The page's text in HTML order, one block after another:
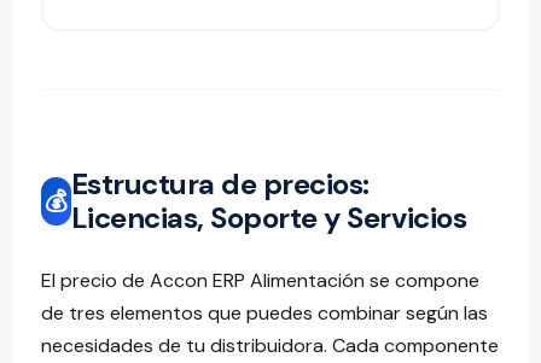
💰Estructura de precios:
Licencias, Soporte y Servicios
El precio de Accon ERP Alimentación se compone
de tres elementos que puedes combinar según las
necesidades de tu distribuidora. Cada componente